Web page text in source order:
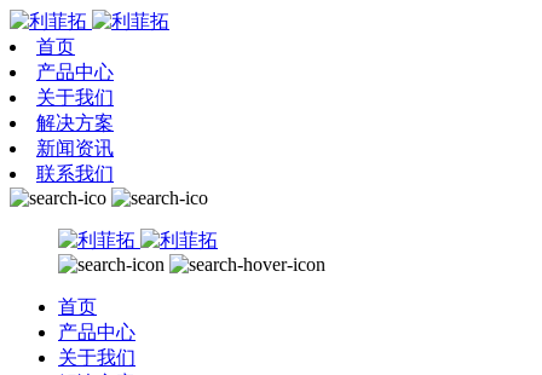
首页
产品中心
关于我们
解决方案
新闻资讯
联系我们
首页
产品中心
关于我们